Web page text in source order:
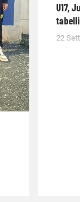
U17,
22